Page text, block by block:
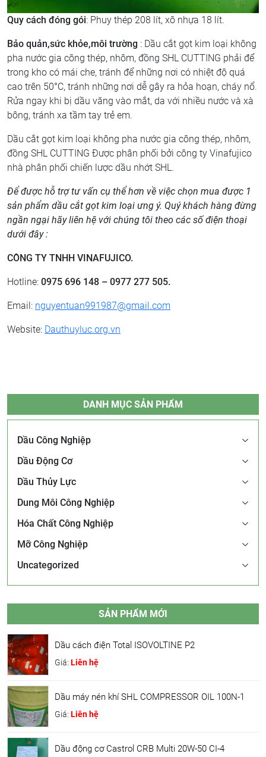
Quy cách đóng gói: Phuy thép 208 lít, xô nhựa 18 lít.
Bảo quản,sức khỏe,môi trường : Dầu cắt gọt kim loại không
pha nước gia công thép, nhôm, đồng SHL CUTTING phải để
trong kho có mái che, tránh để những nơi có nhiệt độ quá
cao trên 50°C, tránh những nơi dễ gây ra hỏa hoạn, cháy nổ.
Rửa ngay khi bị dầu văng vào mắt, da với nhiều nước và xà
bông, tránh xa tầm tay trẻ em.
Dầu cắt gọt kim loại không pha nước gia công thép, nhôm,
đồng SHL CUTTING Được phân phối bởi công ty Vinafujico
nhà phân phối chiến lược dầu nhớt SHL.
Để được hỗ trợ tư vấn cụ thể hơn về việc chọn mua được 1
sản phẩm dầu cắt gọt kim loại ưng ý. Quý khách hàng đừng
ngần ngại hãy liên hệ với chúng tôi theo các số điện thoại
dưới đây :
CÔNG TY TNHH VINAFUJICO.
Hotline: 0975 696 148 – 0977 277 505.
Email: nguyentuan991987@gmail.com
Website: Dauthuyluc.org.vn
DANH MỤC SẢN PHẨM
Dầu Công Nghiệp
Dầu Động Cơ
Dầu Thủy Lực
Dung Môi Công Nghiệp
Hóa Chất Công Nghiệp
Mỡ Công Nghiệp
Uncategorized
SẢN PHẨM MỚI
Dầu cách điện Total ISOVOLTINE P2
Giá: Liên hệ
Dầu máy nén khí SHL COMPRESSOR OIL 100N-1
Giá: Liên hệ
Dầu động cơ Castrol CRB Multi 20W-50 CI-4